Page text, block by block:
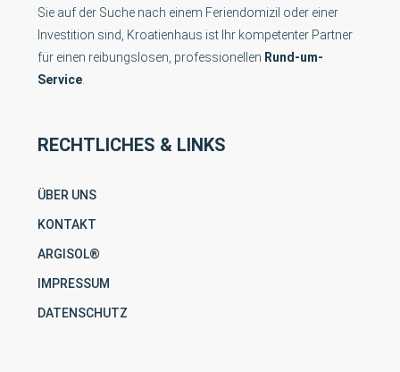
Sie auf der Suche nach einem Feriendomizil oder einer
Investition sind, Kroatienhaus ist Ihr kompetenter Partner
für einen reibungslosen, professionellen Rund-um-
Service
RECHTLICHES & LINKS
ÜBER UNS
KONTAKT
ARGISOL®
IMPRESSUM
DATENSCHUTZ